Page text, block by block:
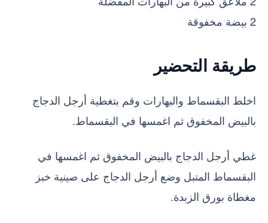
2 بيضة مخفوقة
طريقة التحضير
اخلط البقسماط والبهارات وقم بتغطية أرجل الدجاج
بالبيض المخفوق ثم اغمسها في البقسماط.
غطي أرجل الدجاج بالبيض المخفوق ثم اغمسها في
البقسماط المتبل وضع أرجل الدجاج على صينية خبز
مغطاة بورق الزبدة.